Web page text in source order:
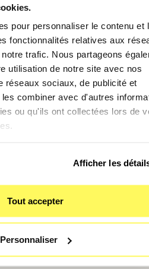
pour personnaliser le contenu et
fonctionnalités relatives aux
trafic. Nous partageons
utilisation de notre site avec nos
réseaux sociaux, de publicité et
combiner avec d'autres
ou qu'ils ont collectées lors de
Afficher les
Tout accepter
Personnaliser
longuement sur une
sur le+en haut à gauche,
des widgets à votre écran
de widgetspour gagner de la
en ayant accès à plusieurs
sur un autre pour les empiler et
ou le bas pour afficher celui
rapidement devenir
vous aide à filtrer les
(travail, sommeil, etc.).
: Allez dansRéglages>